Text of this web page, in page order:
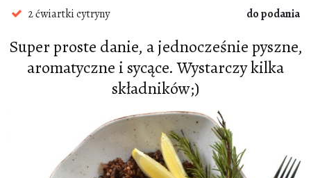
2 ćwiartki cytryny
do podania
Super proste danie, a jednocześnie pyszne,
aromatyczne i sycące. Wystarczy kilka
składników;)